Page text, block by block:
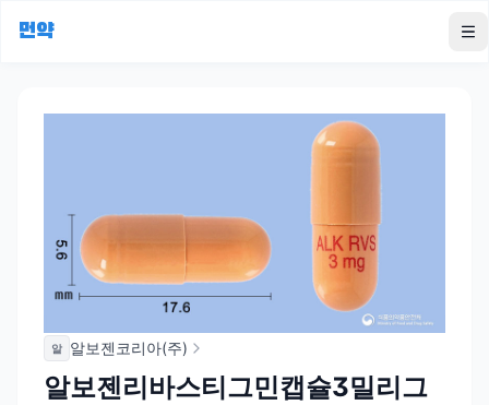
먼약
알 알보젠코리아(주)
알보젠리바스티그민캡슐3밀리그